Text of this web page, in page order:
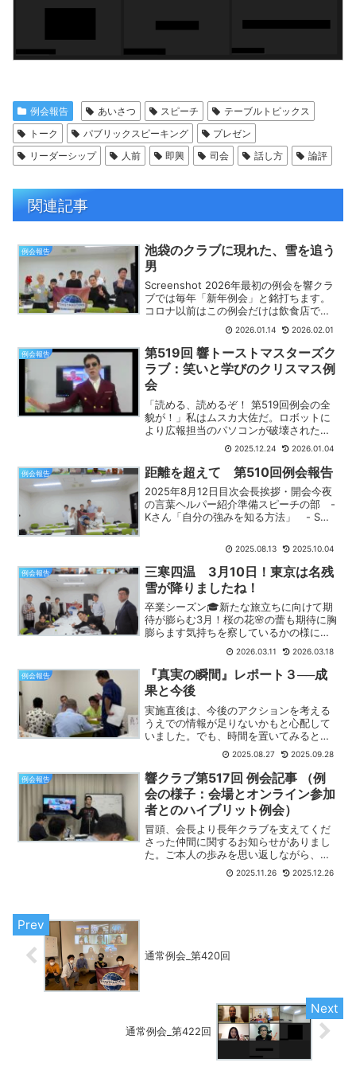
例会報告 あいさつ スピーチ
テーブルトピックス
トーク
パブリックスピーキング
プレゼン
リーダーシップ
人前 即興 司会 話し方 論評
関連記事
例会報告
池袋のクラブに現れた、雪を追う
男
Screenshot 2026年最初の例会を響クラ
ブでは毎年「新年例会」と銘打ちます。
コロナ以前はこの例会だけは飲食店で行
っていました。火曜の夜19時半に池袋に
ある飲食店に集合するのです。
Screenshot肩を寄せ合い、お酒をのみ、
食事...
2026.01.14 2026.02.01
例会報告
第519回 響トーストマスターズク
ラブ：笑いと学びのクリスマス例
会
「読める、読めるぞ！ 第519回例会の全
貌が！」私はムスカ大佐だ。ロボットに
より広報担当のパソコンが破壊された。
緊急事態につき私が臨時に記事を書く。
2025年12月23日、「クリスマス例会」
として開催された第519回例会は、会場
（IKE B...
2025.12.24 2026.01.04
例会報告 距離を超えて 第510回例会報告
2025年8月12日目次会長挨拶・開会今夜
の言葉ヘルパー紹介準備スピーチの部 -
Kさん「自分の強みを知る方法」 - Sさ
評 - HさんによるSさんへの論評会員関
心調...
2025.08.13 2025.10.04
例会報告
三寒四温 3月10日！東京は名残
雪が降りましたね！
卒業シーズン🎓新たな旅立ちに向けて期
待が膨らむ3月！桜の花🌸の蕾も期待に胸
膨らます気持ちを察しているかの様に
「プク」っとして来ましたね！響トース
トマスターズクラブ例会は毎月第二、第
四の火曜日夜19:30〜池袋で行われてま
す。※場所【IKE•...
2026.03.11 2026.03.18
例会報告
『真実の瞬間』レポート３──成
果と今後
実施直後は、今後のアクションを考える
うえでの情報が足りないかもと心配して
いました。でも、時間を置いてみると、
いままで気づけなかったことが見えてき
ました。以下はチャットの抜粋となりま
す。■大人の遊び場とは？・自分をさら
け出しやすい、自己表現し...
2025.08.27 2025.09.28
例会報告
響クラブ第517回 例会記事 （例
会の様子：会場とオンライン参加
者とのハイブリット例会）
冒頭、会長より長年クラブを支えてくだ
さった仲間に関するお知らせがありまし
た。ご本人の歩みを思い返しながら、ク
ラブへの貢献に改めて感謝の気持ちが広
がるひとときとなりました。その方が大
2025.11.26 2025.12.26
通常例会_第420回
通常例会_第422回